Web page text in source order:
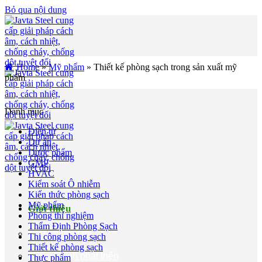
Bỏ qua nội dung
Giới thiệu
Về chúng tôi
Quá trình phát triển
Home»Mỹ phẩm » Thiết kế phòng sạch trong sản xuất mỹ
phẩm
Danh mục
Điện tử
Dự án
Dược phẩm
GMP
HVAC
Kiểm soát Ô nhiễm
Kiến thức phòng sạch
Mỹ phẩm
Phòng thí nghiệm
Thẩm Định Phòng Sạch
Thi công phòng sạch
Thiết kế phòng sạch
Thực phẩm